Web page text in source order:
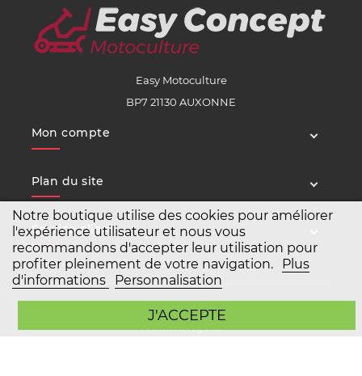
Notre boutique utilise des cookies pour améliorer
l'expérience utilisateur et nous vous
recommandons d'accepter leur utilisation pour
profiter pleinement de votre navigation.
Plus
d'informations
Personnalisation
J'ACCEPTE
Easy Motoculture
BP7 21130 AUXONNE
Mon compte
Plan du site
Service client
Mentions légales